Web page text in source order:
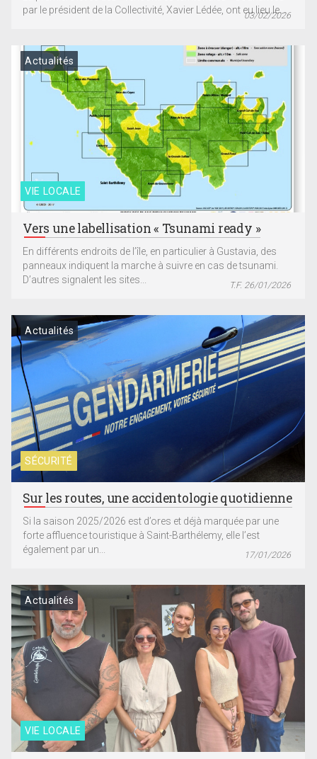
par le président de la Collectivité, Xavier Lédée, ont eu lieu le...
03/02/2026
VIE LOCALE
Actualités
Vers une labellisation « Tsunami ready »
En différents endroits de l’île, en particulier à Gustavia, des
panneaux indiquent la marche à suivre en cas de tsunami.
D’autres signalent les sites...
T.F. 26/01/2026
SÉCURITÉ
Actualités
Sur les routes, une accidentologie quotidienne
Si la saison 2025/2026 est d’ores et déjà marquée par une
forte affluence touristique à Saint-Barthélemy, elle l’est
également par un...
17/01/2026
VIE LOCALE
Actualités